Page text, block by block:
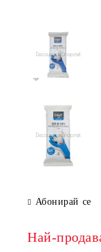
Абонирай се
Най-